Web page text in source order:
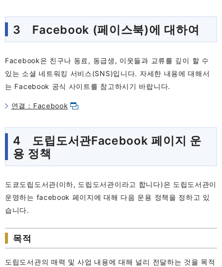
3 Facebook (페이스북)에 대하여
Facebook은 친구나 동료, 동급생, 이웃들과 교류를 깊이 할 수
있는 소셜 네트워킹 서비스(SNS)입니다. 자세한 내용에 대해서
는 Facebook 공식 사이트를 참고하시기 바랍니다.
연결：Facebook
4 도립도서관Facebook 페이지 운
용 정책
도쿄도립도서관(이하, 도립도서관이라고 합니다)은 도립도서관이
운영하는 facebook 페이지에 대해 다음 운용 정책을 정하고 있
습니다.
목적
도립도서관의 매력 및 사업 내용에 대해 널리 전달하는 것을 목적